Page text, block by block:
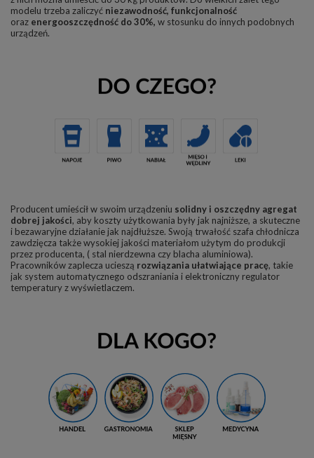
modelu trzeba zaliczyć niezawodność, funkcjonalność
oraz energooszczędność do 30%, w stosunku do innych podobnych
urządzeń.
Producent umieścił w swoim urządzeniu solidny i oszczędny agregat
dobrej jakości, aby koszty użytkowania były jak najniższe, a skuteczne
i bezawaryjne działanie jak najdłuższe. Swoją trwałość szafa chłodnicza
zawdzięcza także wysokiej jakości materiałom użytym do produkcji
przez producenta, ( stal nierdzewna czy blacha aluminiowa).
Pracowników zaplecza ucieszą rozwiązania ułatwiające pracę, takie
jak system automatycznego odszraniania i elektroniczny regulator
temperatury z wyświetlaczem.